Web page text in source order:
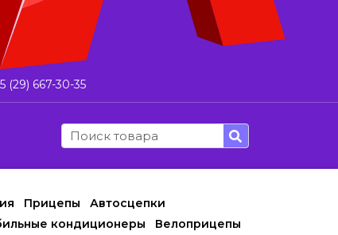
(29) 667-30-35
Прицепы
Автосцепки
кондиционеры
Велоприцепы